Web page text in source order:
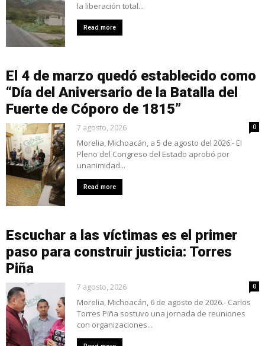
la liberación total...
Read more
El 4 de marzo quedó establecido como
“Día del Aniversario de la Batalla del
Fuerte de Cóporo de 1815”
7 agosto, 2026 0
Morelia, Michoacán, a 5 de agosto del 2026.- El
Pleno del Congreso del Estado aprobó por
unanimidad...
Read more
Escuchar a las víctimas es el primer
paso para construir justicia: Torres
Piña
7 agosto, 2026 0
Morelia, Michoacán, 6 de agosto de 2026.- Carlos
Torres Piña sostuvo una jornada de reuniones
con organizaciones...